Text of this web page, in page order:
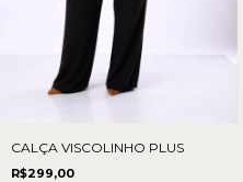
CALÇA VISCOLINHO PLUS
R$299,00